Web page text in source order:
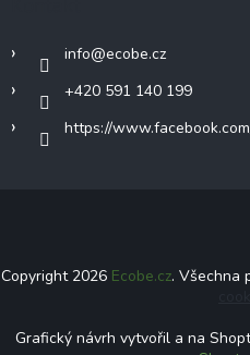
info@ecobe.cz
+420 591 140 199
https://
Copyright 2026 Ecobe.cz. Všechna
Grafický návrh vytvořil a na